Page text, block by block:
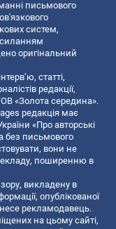
письмового
систем,
оригінальний
статті,
редакції,
«Золота середина».
редакція має
«Про авторські
без письмового
вони не
поширенню в
викладену в
опублікованої
несе рекламодавець.
на цьому сайті,